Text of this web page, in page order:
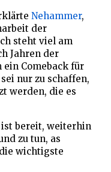
Nehammer,
der
steht viel am
Jahren der
Comeback für
nur zu schaffen,
werden, die es
bereit, weiterhin
zu tun, as
wichtigste